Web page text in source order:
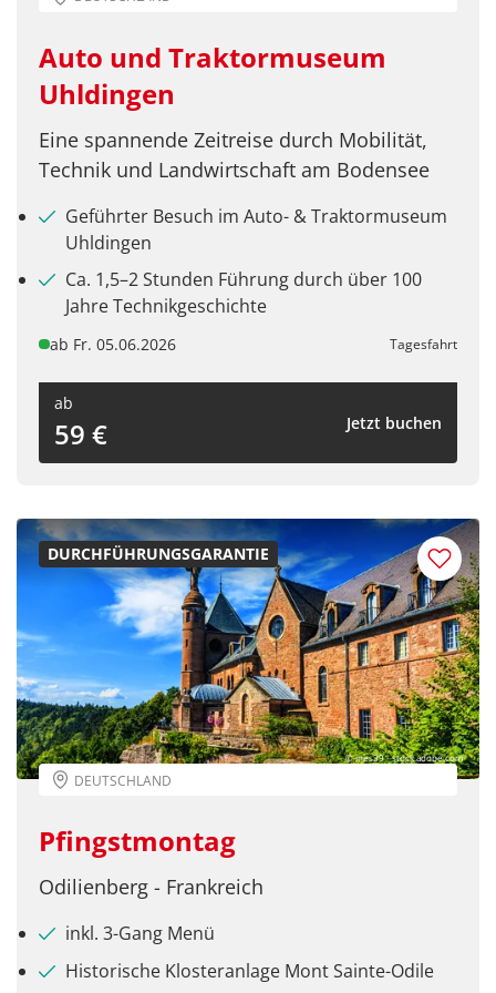
Telegram
Auto und Traktormuseum
Uhldingen
Eine spannende Zeitreise durch Mobilität,
Technik und Landwirtschaft am Bodensee
Geführter Besuch im Auto- & Traktormuseum
Uhldingen
Ca. 1,5–2 Stunden Führung durch über 100
Jahre Technikgeschichte
ab Fr. 05.06.2026 Tagesfahrt
ab
59 € Jetzt buchen
DURCHFÜHRUNGSGARANTIE
© ines39 - stock.adobe.com
DEUTSCHLAND
Pfingstmontag
Odilienberg - Frankreich
inkl. 3-Gang Menü
Historische Klosteranlage Mont Sainte-Odile